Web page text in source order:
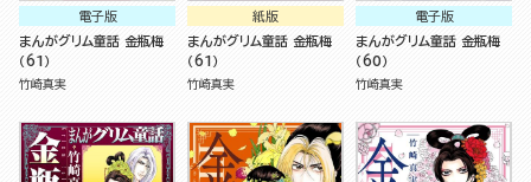
電子版
まんがグリム童話 金瓶梅
（61）
竹崎真実
紙版
まんがグリム童話 金瓶梅
（61）
竹崎真実
電子版
まんがグリム童話 金瓶梅
（60）
竹崎真実